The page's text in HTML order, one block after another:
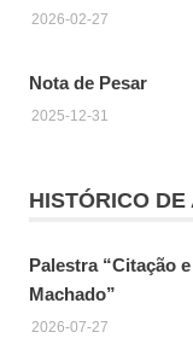
2026-02-27
Nota de Pesar
2025-12-31
HISTÓRICO
Palestra “Citação
Machado”
2026-07-27